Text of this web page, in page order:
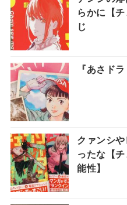
らかに【
じ
『あさド
クァンシ
ったな【
能性】